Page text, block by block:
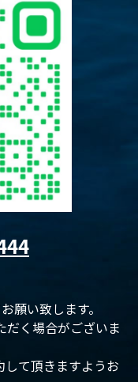
願い致します。
だく場合がございま
て頂きますようお